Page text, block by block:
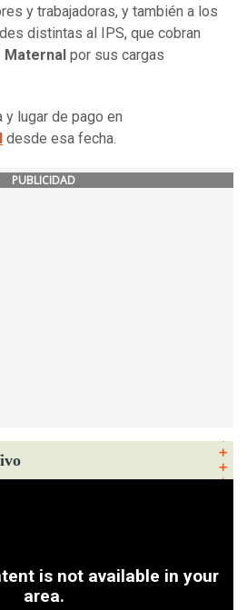
y trabajadoras, y también a los
distintas al IPS, que cobran
por sus cargas
y lugar de pago en
desde esa fecha.
PUBLICIDAD